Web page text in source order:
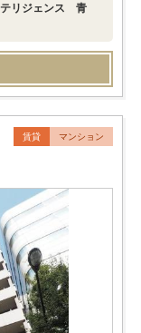
テリジェンス 青
賃貸 マンション